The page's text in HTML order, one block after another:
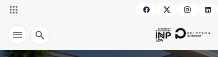
Recherche